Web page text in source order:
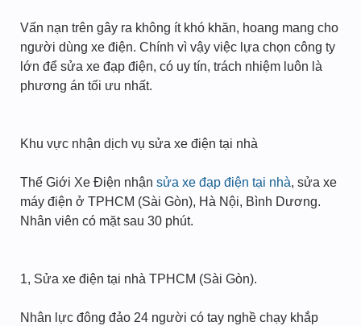
Vấn nạn trên gây ra không ít khó khăn, hoang mang cho
người dùng xe điện. Chính vì vậy việc lựa chọn công ty
lớn để sửa xe đạp điện, có uy tín, trách nhiệm luôn là
phương án tối ưu nhất.
Khu vực nhận dịch vụ sửa xe điện tại nhà
Thế Giới Xe Điện nhận sửa xe đạp điện tại nhà, sửa xe
máy điện ở TPHCM (Sài Gòn), Hà Nội, Bình Dương.
Nhân viên có mặt sau 30 phút.
1, Sửa xe điện tại nhà TPHCM (Sài Gòn).
Nhân lực đông đảo 24 người có tay nghề chạy khắp